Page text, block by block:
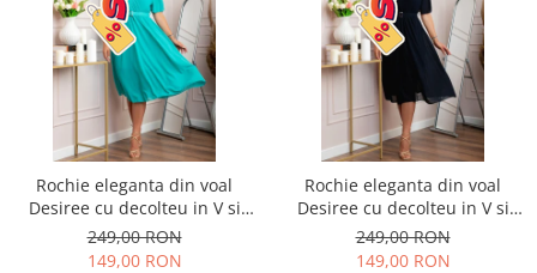
Rochie eleganta din voal
Desiree cu decolteu in V si
curea - Turcoaz aqua
249,00 RON
149,00 RON
Rochie eleganta din voal
Desiree cu decolteu in V si
curea - Bleumarin
249,00 RON
149,00 RON